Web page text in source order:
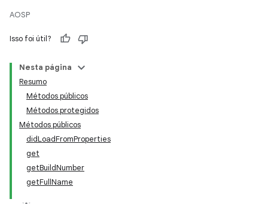
AOSP
Isso foi útil?
Nesta página
Resumo
Métodos públicos
Métodos protegidos
Métodos públicos
didLoadFromProperties
get
getBuildNumber
getFullName